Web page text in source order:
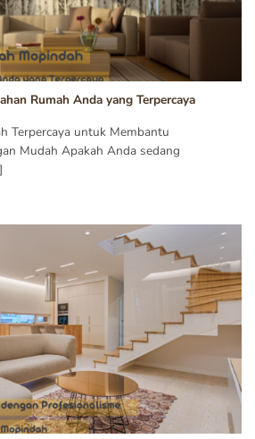
Rumah Anda yang Terpercaya
Terpercaya untuk Membantu
Mudah Apakah Anda sedang